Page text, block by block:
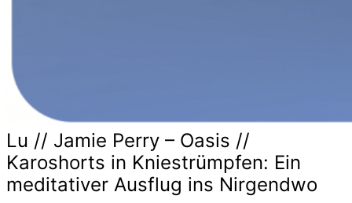
Lu // Jamie Perry – Oasis //
Karoshorts in Kniestrümpfen: Ein
meditativer Ausflug ins Nirgendwo